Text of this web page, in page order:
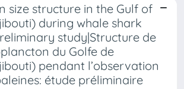
size structure in the Gulf of
during whale shark
study|Structure de
du Golfe de
pendant l’observation
étude préliminaire